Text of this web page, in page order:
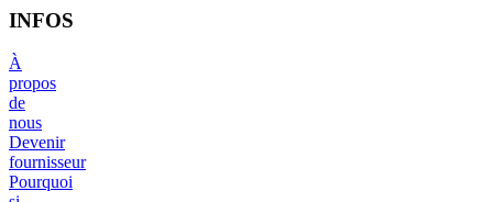
INFOS
À
propos
de
nous
Devenir
fournisseur
Pourquoi